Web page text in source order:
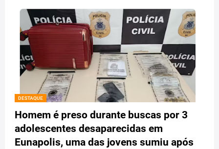
DESTAQUE
Homem é preso durante buscas por 3
adolescentes desaparecidas em
Eunapolis, uma das jovens sumiu após